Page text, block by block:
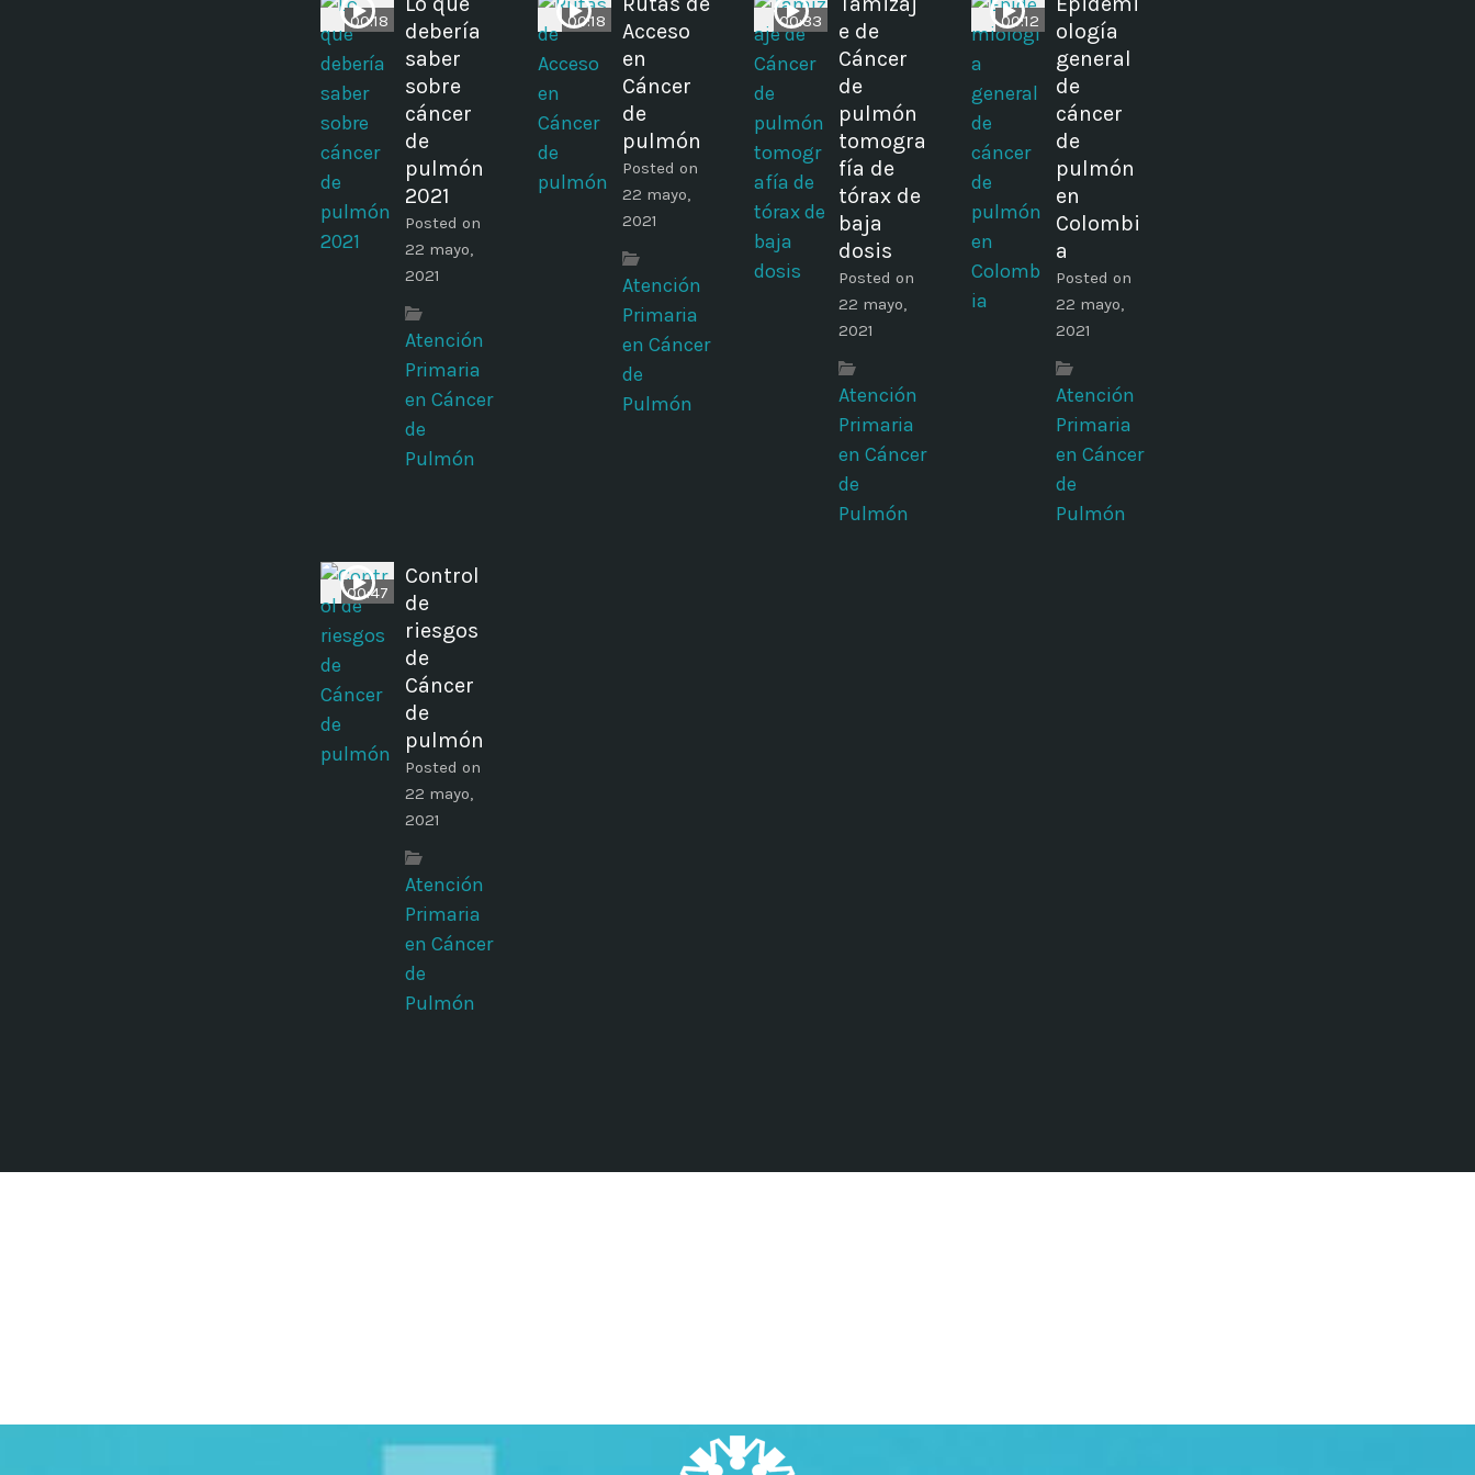
00:18
debería
saber
sobre
cáncer
de
pulmón
2021
Posted on
22 mayo,
2021
Atención
Primaria
en Cáncer
de
Pulmón
00:18
Acceso
en
Cáncer
de
pulmón
Posted on
22 mayo,
2021
Atención
Primaria
en Cáncer
de
Pulmón
00:33
e de
Cáncer
de
pulmón
tomogra
fía de
tórax de
baja
dosis
Posted on
22 mayo,
2021
Atención
Primaria
en Cáncer
de
Pulmón
00:12
ología
general
de
cáncer
de
pulmón
en
Colombi
a
Posted on
22 mayo,
2021
Atención
Primaria
en Cáncer
de
Pulmón
00:47
Control
de
riesgos
de
Cáncer
de
pulmón
Posted on
22 mayo,
2021
Atención
Primaria
en Cáncer
de
Pulmón